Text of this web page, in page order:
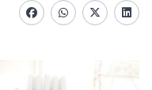
FacebookwhatsappTwitter